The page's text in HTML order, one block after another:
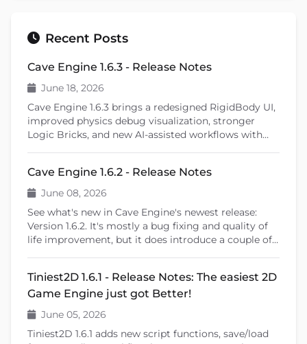
Recent Posts
Cave Engine 1.6.3 - Release Notes
June 18, 2026
Cave Engine 1.6.3 brings a redesigned RigidBody UI,
improved physics debug visualization, stronger
Logic Bricks, and new AI-assisted workflows with
learning tools, and previews upcoming features like
shader editing and ragdoll physics.
Cave Engine 1.6.2 - Release Notes
June 08, 2026
See what's new in Cave Engine's newest release:
Version 1.6.2. It's mostly a bug fixing and quality of
life improvement, but it does introduce a couple of
Tiniest2D 1.6.1 - Release Notes: The easiest 2D
Game Engine just got Better!
June 05, 2026
Tiniest2D 1.6.1 adds new script functions, save/load